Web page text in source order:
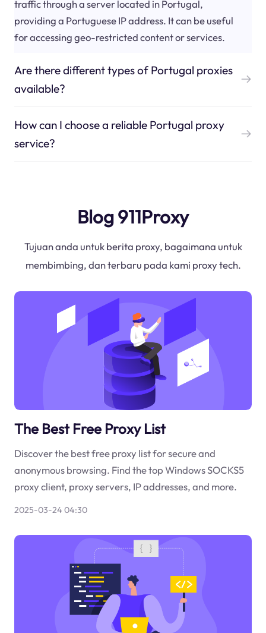
traffic through a server located in Portugal,
providing a Portuguese IP address. It can be useful
for accessing geo-restricted content or services.
Are there different types of Portugal proxies
available?
How can I choose a reliable Portugal proxy
service?
Blog 911Proxy
Tujuan anda untuk berita proxy, bagaimana untuk
membimbing, dan terbaru pada kami proxy tech.
The Best Free Proxy List
Discover the best free proxy list for secure and
anonymous browsing. Find the top Windows SOCKS5
proxy client, proxy servers, IP addresses, and more.
2025-03-24 04:30